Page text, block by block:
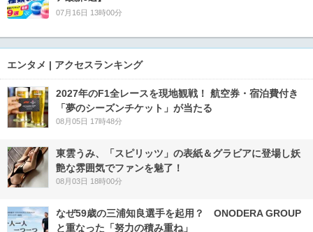
07月16日 13時00分
エンタメ | アクセスランキング
2027年のF1全レースを現地観戦！ 航空券・宿泊費付き
「夢のシーズンチケット」が当たる
08月05日 17時48分
東雲うみ、「スピリッツ」の表紙＆グラビアに登場し妖
艶な雰囲気でファンを魅了！
08月03日 18時00分
なぜ59歳の三浦知良選手を起用？ ONODERA GROUP
と重なった「努力の積み重ね」